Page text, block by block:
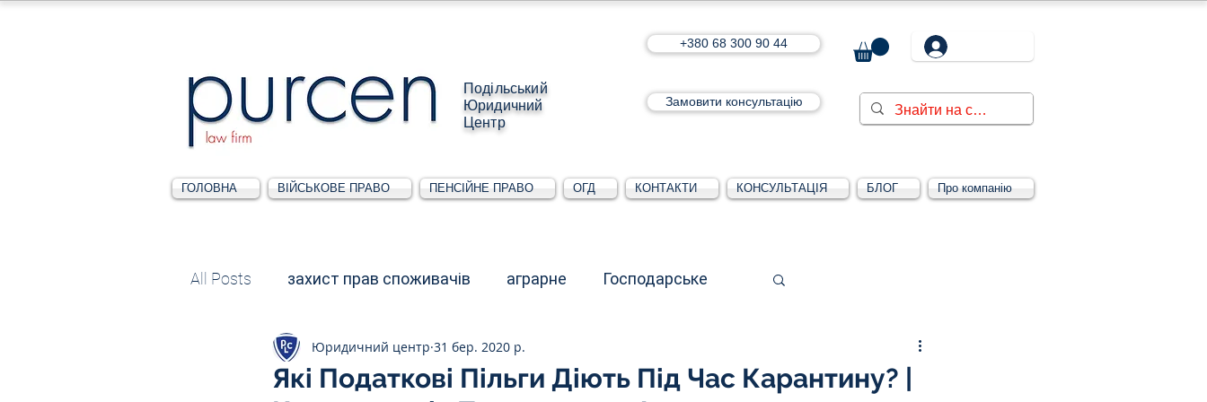
Подільський
Юридичний
Центр
+380 68 300 90 44
Замовити консультацію
ГОЛОВНА ВІЙСЬКОВЕ ПРАВО ПЕНСІЙНЕ ПРАВО ОГД КОНТАКТИ КОНСУЛЬТАЦІЯ БЛОГ Про компанію
All Posts захист прав споживачів аграрне Господарське
Податкове Адміністративне Для юридичних осіб
Які Податкові Пільги Діють Під Час Карантину? |
Юридичний центр 31 бер. 2020 р.